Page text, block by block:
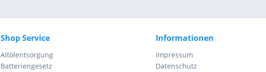
Shop Service
Altölentsorgung
Batteriengesetz
Informationen
Impressum
Datenschutz